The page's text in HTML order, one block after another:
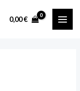
0,00€